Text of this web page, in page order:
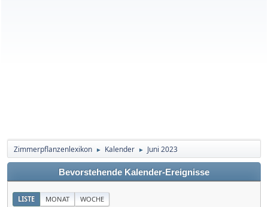
Zimmerpflanzenlexikon ► Kalender ► Juni 2023
Bevorstehende Kalender-Ereignisse
LISTE MONAT WOCHE